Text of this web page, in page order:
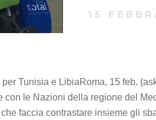
15
Tunisia e LibiaRoma, 15 feb.
con le Nazioni della regione del
faccia contrastare insieme gli